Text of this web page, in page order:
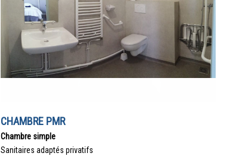
CHAMBRE PMR
Chambre simple
Sanitaires adaptés privatifs